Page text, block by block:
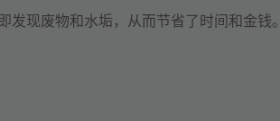
发现废物和水垢，从而节省了时间和金钱。